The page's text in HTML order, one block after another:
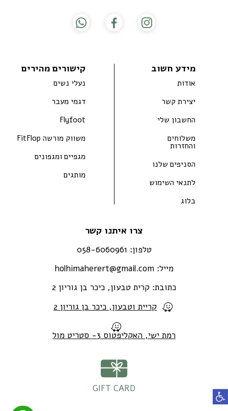
פתח סרגל נגישות
מידע חשוב
אודות
יצירת קשר
החשבון שלי
משלוחים
והחזרות
הסניפים שלנו
לתנאי השימוש
בלוג
קישורים מהירים
נעלי נשים
דגמי מעבר
Flyfoot
משווק מורשה FitFlop
מגפיים ומגפונים
מותגים
צרו איתנו קשר
טלפון: 058-6060961
מייל: holhimaherert@gmail.com
כתובת: קרית טבעון, כיכר בן גוריון 2
קריית וטבעון, כיכר בן גוריון 2
רמת ישי, האקליפטוס 3- סטריט מול
GIFT CARD